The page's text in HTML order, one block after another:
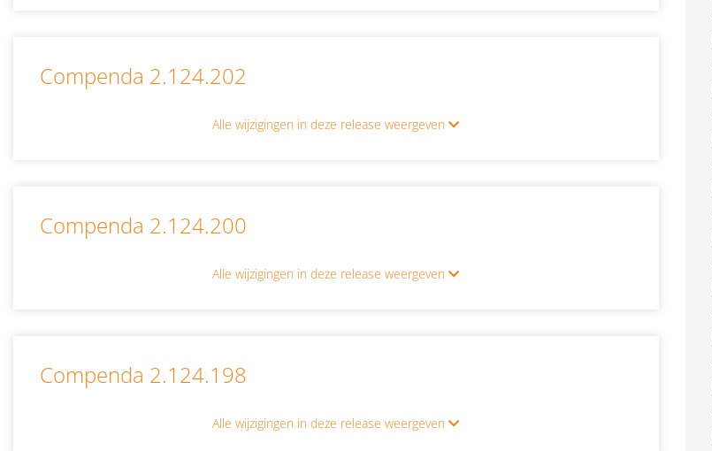
Compenda 2.124.202
Alle wijzigingen in deze release weergeven
Compenda 2.124.200
Alle wijzigingen in deze release weergeven
Compenda 2.124.198
Alle wijzigingen in deze release weergeven